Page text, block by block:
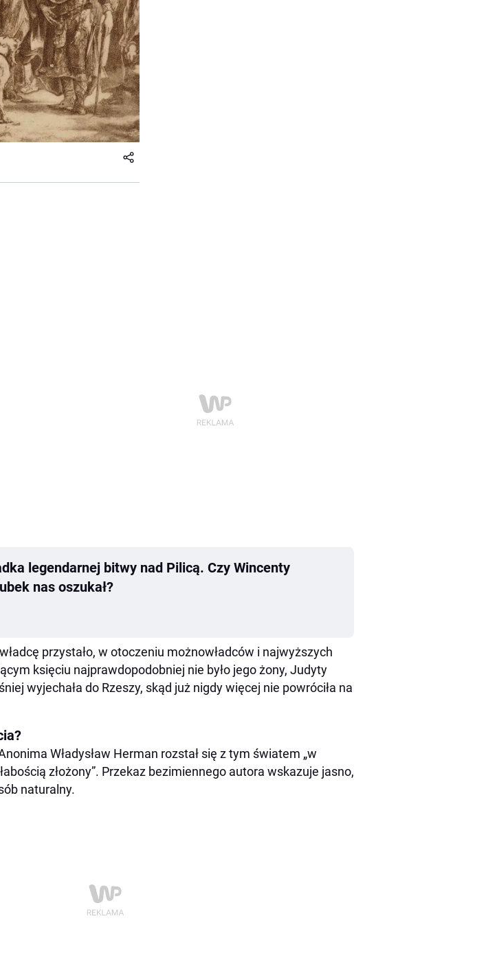
legendarnej bitwy nad Pilicą. Czy Wincenty
nas oszukał?
przystało, w otoczeniu możnowładców i najwyższych
księciu najprawdopodobniej nie było jego żony, Judyty
wyjechała do Rzeszy, skąd już nigdy więcej nie powróciła na
Władysław Herman rozstał się z tym światem „w
złożony”. Przekaz bezimiennego autora wskazuje jasno,
naturalny.